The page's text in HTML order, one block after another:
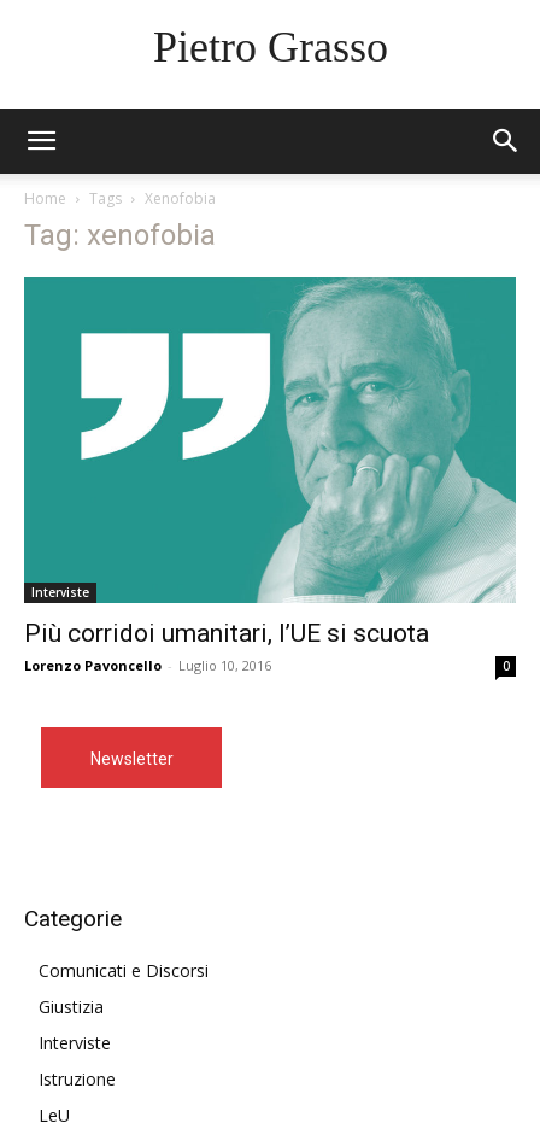
Pietro Grasso
Home Tags Xenofobia
Tag: xenofobia
Interviste
Più corridoi umanitari, l’UE si scuota
Lorenzo Pavoncello - Luglio 10, 2016 0
Newsletter
Categorie
Comunicati e Discorsi
Giustizia
Interviste
Istruzione
LeU